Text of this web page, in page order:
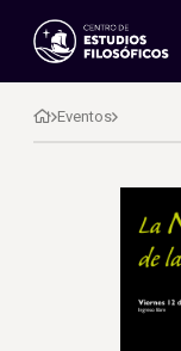
Eventos
Novedades
Investigación
Publicaciones
Eventos